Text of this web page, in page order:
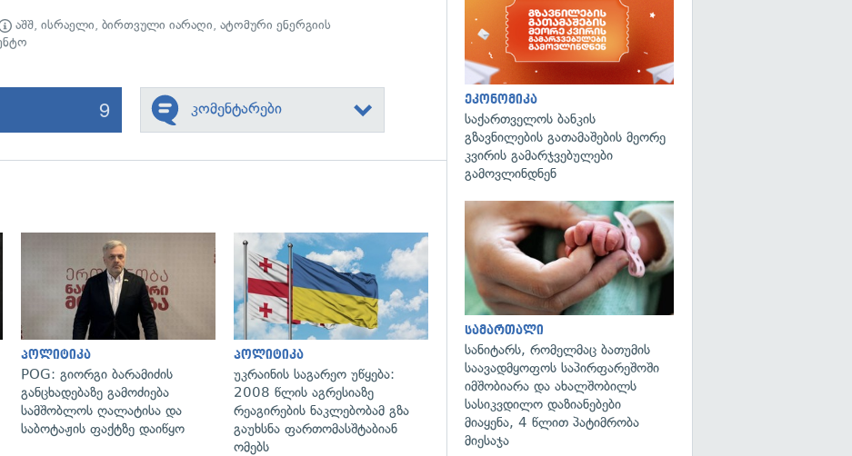
აშშ,ისრაელი,ბირთვული იარაღი,ატომური ენერგიის
9 კომენტარები
გადახედვა
პოლიტიკა
POG: გიორგი ბარამიძის
განცხადებაზე გამოძიება
სამშობლოს ღალატისა და
საბოტაჟის ფაქტზე დაიწყო
გადახედვა
პოლიტიკა
უკრაინის საგარეო უწყება:
2008 წლის აგრესიაზე
რეაგირების ნაკლებობამ გზა
გაუხსნა ფართომასშტაბიან
ომებს
ეკონომიკა
საქართველოს ბანკის
გზავნილების გათამაშების მეორე
კვირის გამარჯვებულები
გამოვლინდნენ
სამართალი
სანიტარს, რომელმაც ბათუმის
საავადმყოფოს საპირფარეშოში
იმშობიარა და ახალშობილს
სასიკვდილო დაზიანებები
მიაყენა, 4 წლით პატიმრობა
მიესაჯა